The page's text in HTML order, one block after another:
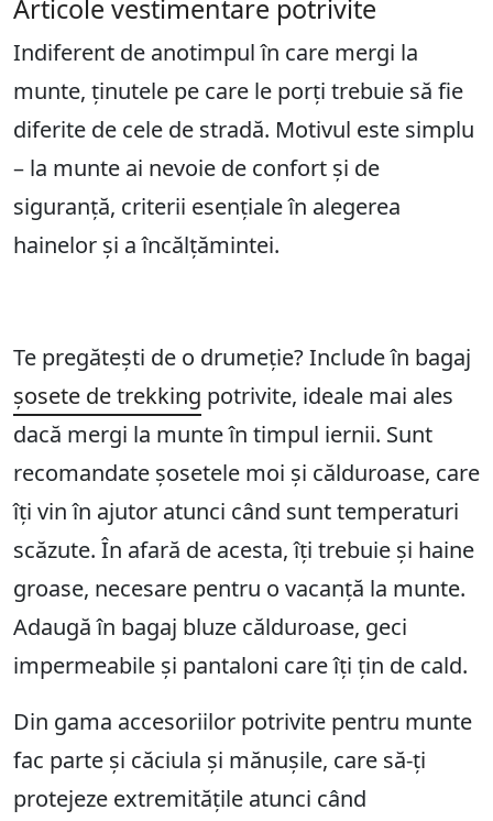
Articole vestimentare potrivite
Indiferent de anotimpul în care mergi la
munte, ținutele pe care le porți trebuie să fie
diferite de cele de stradă. Motivul este simplu
– la munte ai nevoie de confort și de
siguranță, criterii esențiale în alegerea
hainelor și a încălțămintei.
Te pregătești de o drumeție? Include în bagaj
șosete de trekking potrivite, ideale mai ales
dacă mergi la munte în timpul iernii. Sunt
recomandate șosetele moi și călduroase, care
îți vin în ajutor atunci când sunt temperaturi
scăzute. În afară de acesta, îți trebuie și haine
groase, necesare pentru o vacanță la munte.
Adaugă în bagaj bluze călduroase, geci
impermeabile și pantaloni care îți țin de cald.
Din gama accesoriilor potrivite pentru munte
fac parte și căciula și mănușile, care să-ți
protejeze extremitățile atunci când